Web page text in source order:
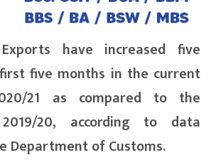
Exports have increased five
five months in the current
21 as compared to the
20, according to data
Department of Customs.